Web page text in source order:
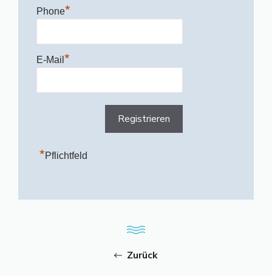
Phone*
E-Mail *
*Pflichtfeld
Zurück